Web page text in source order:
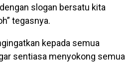
slogan bersatu kita
tegasnya.
kepada semua
sentiasa menyokong semua